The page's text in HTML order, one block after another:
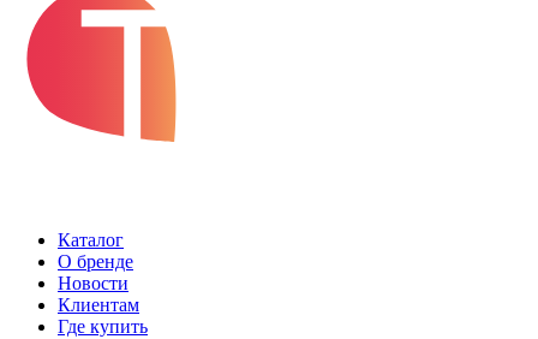
Каталог
О бренде
Новости
Клиентам
Где купить